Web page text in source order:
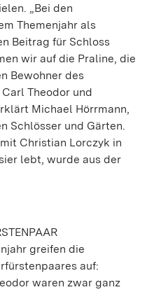
„Bei den
Themenjahr als
Beitrag für Schloss
wir auf die Praline, die
Bewohner des
Theodor und
Michael Hörrmann,
Schlösser und Gärten.
Christian Lorczyk in
lebt, wurde aus der
greifen die
auf:
waren zwar ganz